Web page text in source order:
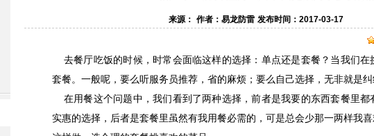
来源： 作者：易龙防雷 发布时间：2017-03-17
去餐厅吃饭的时候，时常会面临这样的选择：单点还是套餐？当我们在
套餐。一般呢，要么听服务员推荐，省的麻烦；要么自己选择，无非就是
在用餐这个问题中，我们看到了两种选择，前者是我要的东西套餐里都
实惠的选择，后者是套餐里虽然有我用餐必需的，可是总会少那一两样我